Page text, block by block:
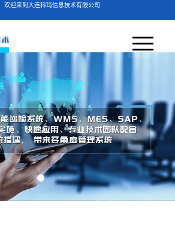
欢迎来到大连科玛信息技术有限公司
＞